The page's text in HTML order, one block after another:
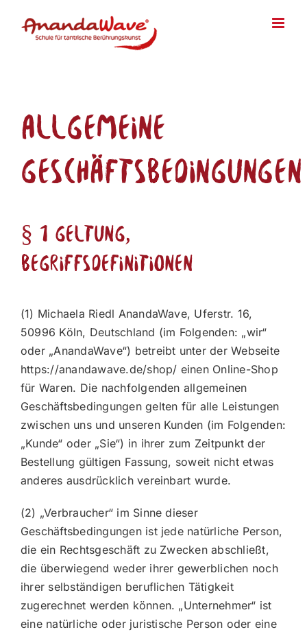
Inhalt
Allgemeine
Geschäftsbedingungen
§ 1 Geltung,
Begriffsdefinitionen
(1) Michaela Riedl AnandaWave, Uferstr. 16,
50996 Köln, Deutschland (im Folgenden: „wir“
oder „AnandaWave“) betreibt unter der Webseite
https://anandawave.de/shop/ einen Online-Shop
für Waren. Die nachfolgenden allgemeinen
Geschäftsbedingungen gelten für alle Leistungen
zwischen uns und unseren Kunden (im Folgenden:
„Kunde“ oder „Sie“) in ihrer zum Zeitpunkt der
Bestellung gültigen Fassung, soweit nicht etwas
anderes ausdrücklich vereinbart wurde.
(2) „Verbraucher“ im Sinne dieser
Geschäftsbedingungen ist jede natürliche Person,
die ein Rechtsgeschäft zu Zwecken abschließt,
die überwiegend weder ihrer gewerblichen noch
ihrer selbständigen beruflichen Tätigkeit
zugerechnet werden können. „Unternehmer“ ist
eine natürliche oder juristische Person oder eine